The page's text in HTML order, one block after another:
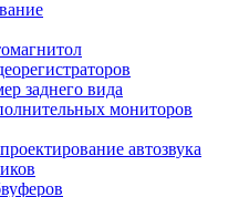
заднего вида
мониторов
автозвука